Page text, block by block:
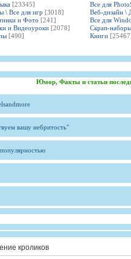
[23345]
Все для
\ Все для игр [3018]
Веб-дизайн \
и Фото [241]
Все для
и Видеоуроки [2078]
Скрап-наборы
[490] Книги
Юмор, Факты и статьи
вашу небритость"
популярностью
кроликов